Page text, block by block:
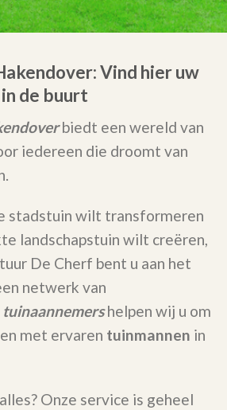
Vind hier uw
de buurt
biedt een wereld van
iedereen die droomt van
stadstuin wilt transformeren
landschapstuin wilt creëren,
De Cherf bent u aan het
netwerk van
tuinaannemershelpen wij u om
met ervaren tuinmannen in
Onze service is geheel